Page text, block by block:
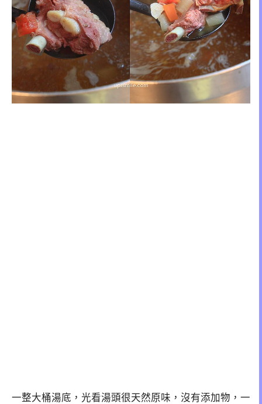
一整大桶湯底，光看湯頭很天然原味，沒有添加物，一